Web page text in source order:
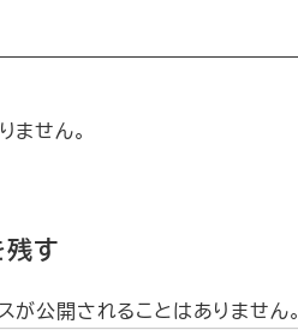
ません。
残す
が公開されることはありません。